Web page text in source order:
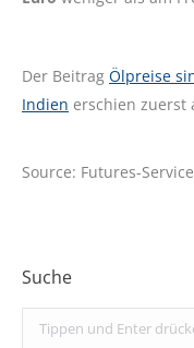
Der Beitrag Ölpreise
Indien erschien zuerst
Source: Futures-
Suche
Search: